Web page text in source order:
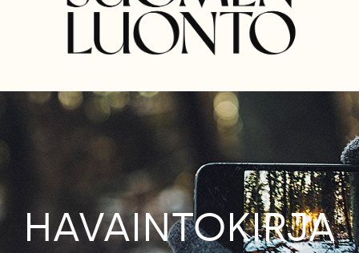
HAVAINTOKIRJA